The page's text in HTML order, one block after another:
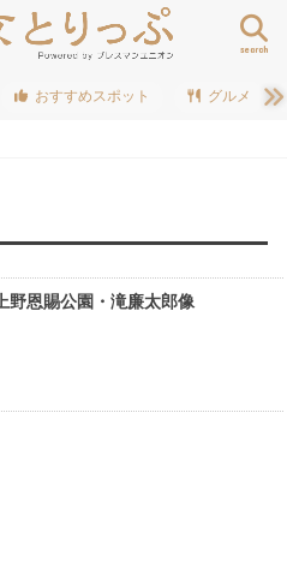
search
おすすめスポット グルメ
上野恩賜公園・滝廉太郎像